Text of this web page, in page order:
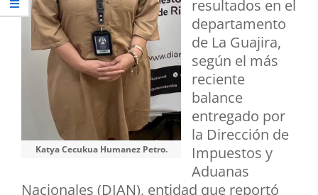
Katya Cecukua Humanez Petro.
resultados en el
departamento
de La Guajira,
según el más
reciente
balance
entregado por
la Dirección de
Impuestos y
Aduanas
Nacionales (DIAN), entidad que reportó